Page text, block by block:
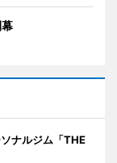
ナルジム「THE